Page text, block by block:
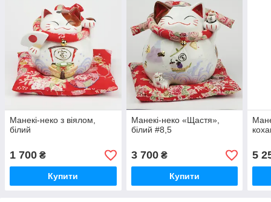
Манекі-неко з віялом,
білий
1 700 ₴
Купити
Манекі-неко «Щастя»,
білий #8,5
3 700₴
Купити
5